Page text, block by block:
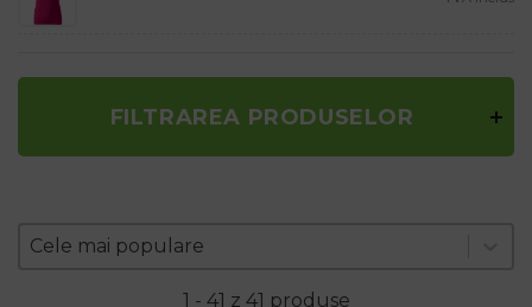
FILTRAREA PRODUSELOR
Zoradenie produktov
Sort content
Cele mai populare
Sort content
1 - 41 z 41 produse